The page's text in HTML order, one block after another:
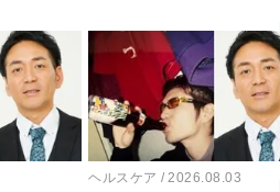
ヘルスケア 2026.08.03